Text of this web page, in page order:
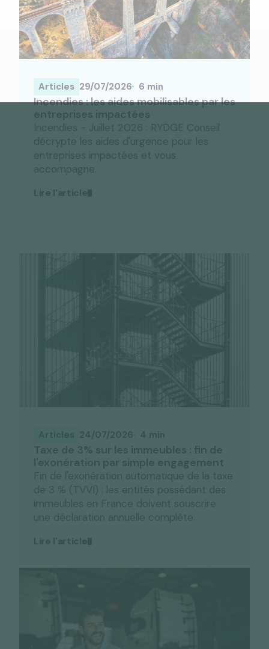
Articles 29/07/2026 6 min
Incendies : les aides mobilisables par les
entreprises impactées
Incendies - Juillet 2026 : RYDGE Conseil
décrypte les aides d'urgence pour les
entreprises impactées et vous
accompagne.
Lire l'article
Articles 24/07/2026 4 min
Taxe de 3% sur les immeubles : fin de
l'exonération par simple engagement
Fin de l'exonération automatique de la taxe
de 3 % (TVVI) : les entités possédant des
immeubles en France doivent souscrire
une déclaration annuelle complète.
Lire l'article